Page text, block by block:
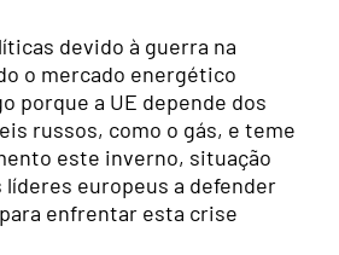
devido à guerra na
o mercado energético
porque a UE depende dos
russos, como o gás, e teme
este inverno, situação
líderes europeus a defender
enfrentar esta crise